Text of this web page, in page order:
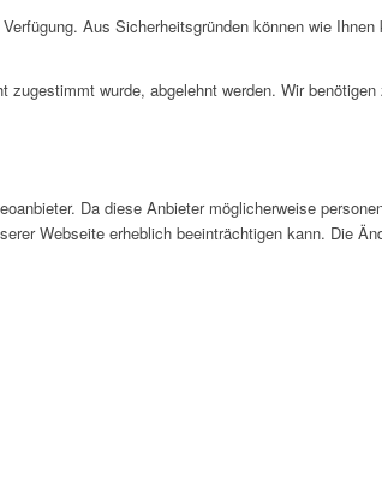
Aus Sicherheitsgründen können wie
wurde, abgelehnt werden. Wir
Da diese Anbieter möglicherweise
Webseite erheblich beeinträchtigen kann. Die